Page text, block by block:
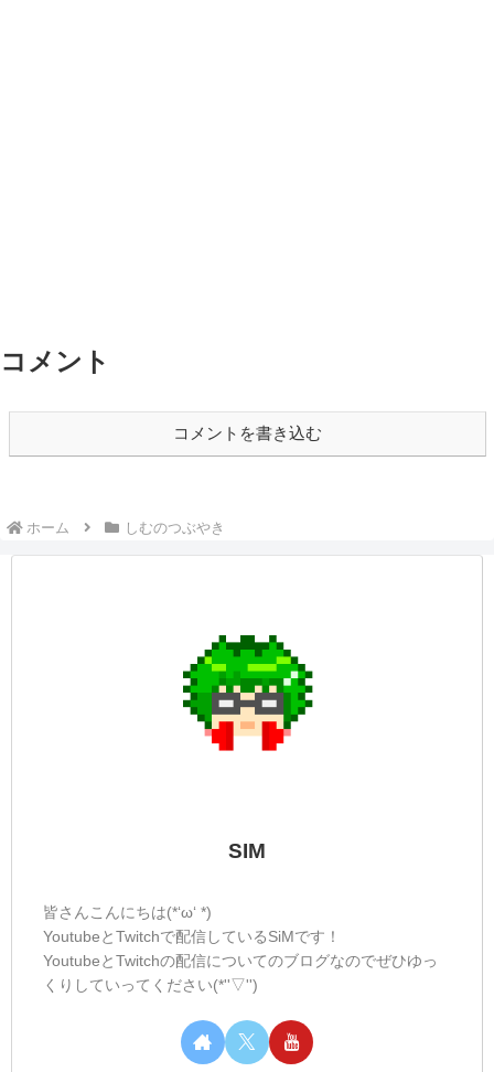
コメント
コメントを書き込む
ホーム しむのつぶやき
SIM
皆さんこんにちは(*‘ω‘ *)
YoutubeとTwitchで配信しているSiMです！
YoutubeとTwitchの配信についてのブログなのでぜひゆっ
くりしていってください(*''▽'')